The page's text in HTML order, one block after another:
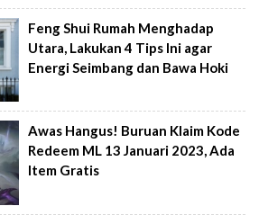
Feng Shui Rumah Menghadap
Utara, Lakukan 4 Tips Ini agar
Energi Seimbang dan Bawa Hoki
Awas Hangus! Buruan Klaim Kode
Redeem ML 13 Januari 2023, Ada
Item Gratis